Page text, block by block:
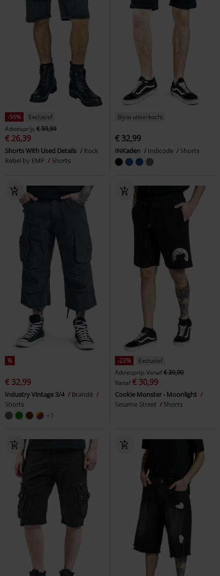
-56%
Exclusief
Adviesprijs € 59,99
€ 26,39
Shorts With Used Details
Rock
Rebel by EMP
Shorts
Bijna uitverkocht
€ 32,99
INKaden Indicode Shorts
%
€ 32,99
Industry Vintage 3/4
Brandit
Shorts
+1
-22%
Exclusief
Adviesprijs Vanaf€ 39,90
Vanaf€ 30,99
Cookie Monster - Moonlight
Sesame Street
Shorts